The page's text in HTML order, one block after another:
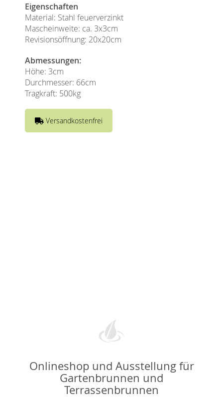
Eigenschaften
Material: Stahl feuerverzinkt
Mascheinweite: ca. 3x3cm
Revisionsöffnung: 20x20cm
Abmessungen:
Höhe: 3cm
Durchmesser: 66cm
Tragkraft: 500kg
Versandkostenfrei
Onlineshop und Ausstellung für
Gartenbrunnen und
Terrassenbrunnen